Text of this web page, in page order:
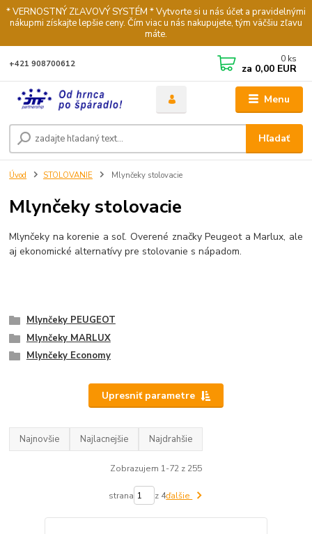
* VERNOSTNÝ ZĽAVOVÝ SYSTÉM * Vytvorte si u nás účet a pravidelnými
nákupmi získajte lepšie ceny. Čím viac u nás nakupujete, tým väčšiu zľavu
máte.
Menu
Hľadať
+421 908700612 0 ks
za 0,00 EUR
Úvod STOLOVANIE Mlynčeky stolovacie
Mlynčeky stolovacie
Mlynčeky na korenie a soľ. Overené značky Peugeot a Marlux, ale
aj ekonomické alternatívy pre stolovanie s nápadom.
Mlynčeky PEUGEOT
Mlynčeky MARLUX
Mlynčeky Economy
Upresniť parametre
Najnovšie Najlacnejšie Najdrahšie
Zobrazujem 1-72 z 255
strana z 4ďalšie